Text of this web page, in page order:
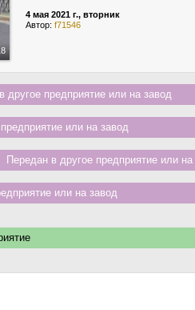
4 мая 2021 г., вторник
Автор: f71546
предприятие или на завод
или на завод
Передан в другое предприятие или на
или на завод